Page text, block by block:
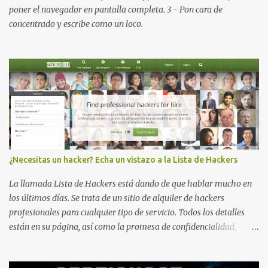
Visualiza la información detallada d...
poner el navegador en pantalla completa. 3 - Pon cara de
concentrado y escribe como un loco.
¿Necesitas un hacker? Echa un vistazo a la Lista de Hackers
La llamada Lista de Hackers está dando de que hablar mucho en
los últimos días. Se trata de un sitio de alquiler de hackers
profesionales para cualquier tipo de servicio. Todos los detalles
están en su página, así como la promesa de confidencialidad,